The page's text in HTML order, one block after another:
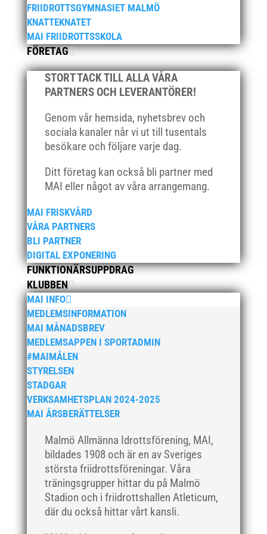
FRIIDROTTSGYMNASIET MALMÖ
KNATTEKNATET
MAI FRIIDROTTSSKOLA
FÖRETAG
STORT TACK TILL ALLA VÅRA
PARTNERS OCH LEVERANTÖRER!
Genom vår hemsida, nyhetsbrev och
sociala kanaler når vi ut till tusentals
besökare och följare varje dag.
Ditt företag kan också bli partner med
MAI eller något av våra arrangemang.
MAI FRISKVÅRD
VÅRA PARTNERS
BLI PARTNER
DIGITAL EXPONERING
FUNKTIONÄRSUPPDRAG
KLUBBEN
MAI INFO
MEDLEMSINFORMATION
MAI MÅNADSBREV
MEDLEMSAPPEN I SPORTADMIN
#MAIMÅLEN
STYRELSEN
STADGAR
VERKSAMHETSPLAN 2024-2025
MAI ÅRSBERÄTTELSER
Malmö Allmänna Idrottsförening, MAI,
bildades 1908 och är en av Sveriges
största friidrottsföreningar. Våra
träningsgrupper hittar du på Malmö
Stadion och i friidrottshallen Atleticum,
där du också hittar vårt kansli.
mars 2025
januari 2025
oktober 2024
september 2024
augusti 2024
juni 2024
april 2024
mars 2024
februari 2024
januari 2024
december 2023
april 2023
januari 2023
november 2022
oktober 2022
september 2022
augusti 2022
juni 2022
april 2022
mars 2022
januari 2022
december 2021
november 2021
oktober 2021
september 2021
juni 2021
maj 2021
april 2021